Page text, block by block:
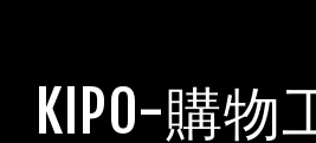
KIPO-購物